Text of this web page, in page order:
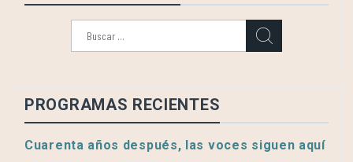
PROGRAMAS RECIENTES
Cuarenta años después, las voces siguen aquí